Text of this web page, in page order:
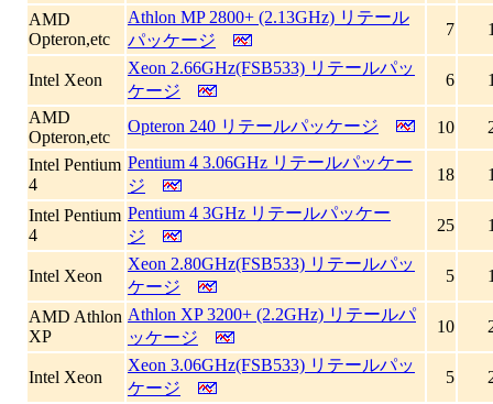
AMD
Opteron,etc
Athlon MP 2800+ (2.13GHz) リテール
パッケージ
7
Intel Xeon
Xeon 2.66GHz(FSB533) リテールパッ
ケージ
6
AMD
Opteron,etc
Opteron 240 リテールパッケージ 10
Intel Pentium
4
Pentium 4 3.06GHz リテールパッケー
ジ
18
Intel Pentium
4
Pentium 4 3GHz リテールパッケー
ジ
25
Intel Xeon
Xeon 2.80GHz(FSB533) リテールパッ
ケージ
5
AMD Athlon
XP
Athlon XP 3200+ (2.2GHz) リテールパ
ッケージ
10
Intel Xeon
Xeon 3.06GHz(FSB533) リテールパッ
ケージ
5